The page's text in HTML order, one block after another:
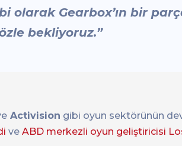
Gearbox’ın bir
bekliyoruz.”
Activision gibi oyun sektörünün
ve ABD merkezli oyun geliştiricisi